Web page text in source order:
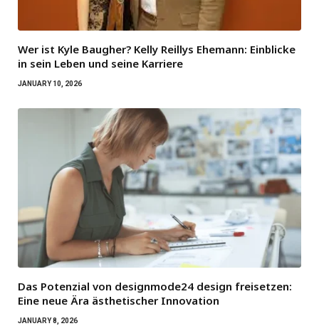
Wer ist Kyle Baugher? Kelly Reillys Ehemann: Einblicke
in sein Leben und seine Karriere
JANUARY 10, 2026
Das Potenzial von designmode24 design freisetzen:
Eine neue Ära ästhetischer Innovation
JANUARY 8, 2026